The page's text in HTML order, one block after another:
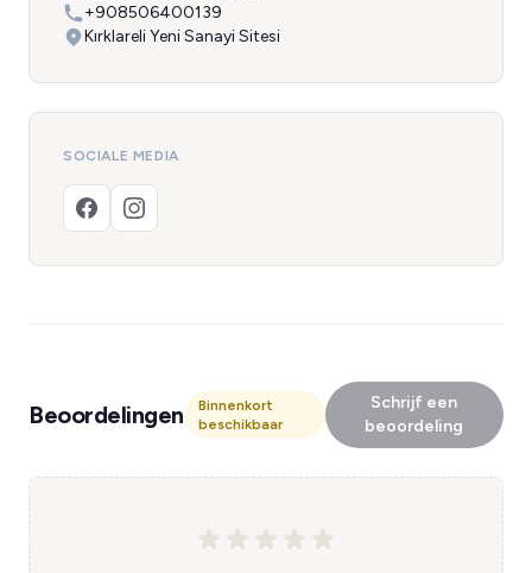
+908506400139
Kırklareli Yeni Sanayi Sitesi
SOCIALE MEDIA
Beoordelingen
Binnenkort
beschikbaar
Schrijf een
beoordeling